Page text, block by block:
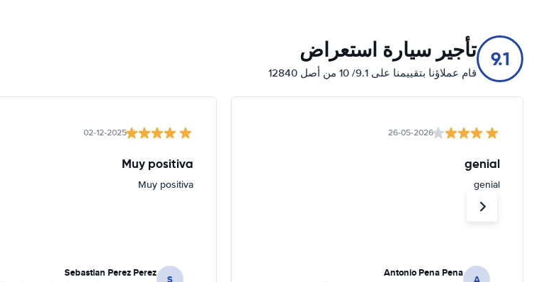
9.1 تأجير سيارة استعراض
قام عملاؤنا بتقييمنا على 9.1/ 10 من أصل 12840
26-05-2026
genial
genial
A
Antonio Pena Pena
02-12-2025
Muy positiva
Muy positiva
S
Sebastian Perez Perez